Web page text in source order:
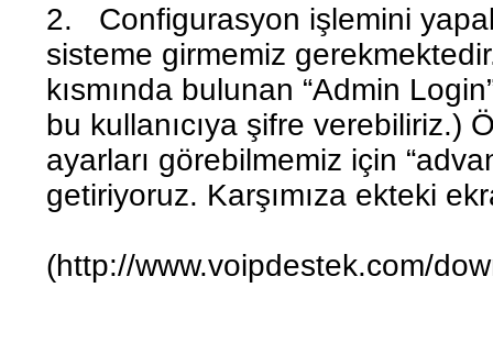
2. Configurasyon işlemini
sisteme girmemiz
kısmında bulunan “Admin
bu kullanıcıya şifre verebiliriz.)
ayarları görebilmemiz için
getiriyoruz. Karşımıza ekteki
(http://www.voipdestek.com/